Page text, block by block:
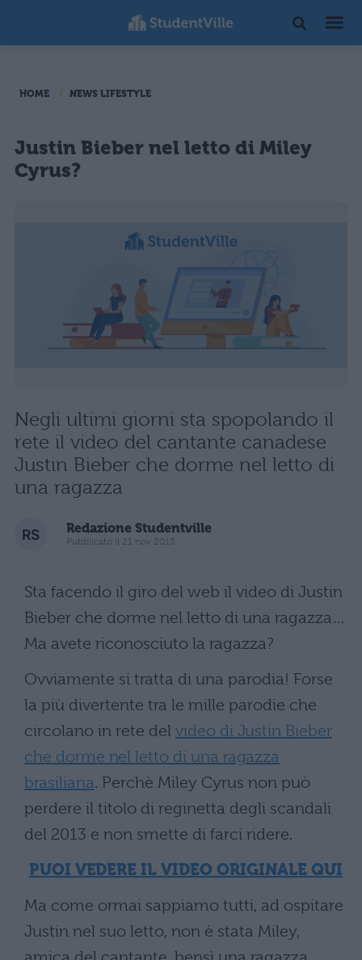
HOME NEWS LIFESTYLE
Justin Bieber nel letto di Miley
Cyrus?
Negli ultimi giorni sta spopolando il
rete il video del cantante canadese
Justin Bieber che dorme nel letto di
una ragazza
Redazione Studentville
Pubblicato il 21 nov 2013
Sta facendo il giro del web il video di Justin
Bieber che dorme nel letto di una ragazza…
Ma avete riconosciuto la ragazza?
Ovviamente si tratta di una parodia! Forse
la più divertente tra le mille parodie che
circolano in rete del video di Justin Bieber
che dorme nel letto di una ragazza
brasiliana. Perchè Miley Cyrus non può
perdere il titolo di reginetta degli scandali
del 2013 e non smette di farci ridere.
PUOI VEDERE IL VIDEO ORIGINALE QUI
Ma come ormai sappiamo tutti, ad ospitare
Justin nel suo letto, non è stata Miley,